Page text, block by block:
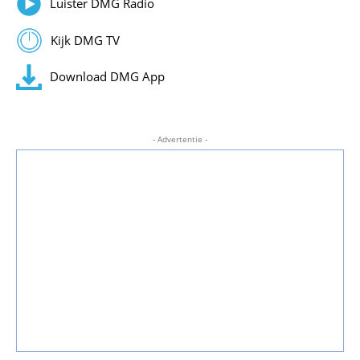
Luister DMG Radio
Kijk DMG TV
Download DMG App
- Advertentie -